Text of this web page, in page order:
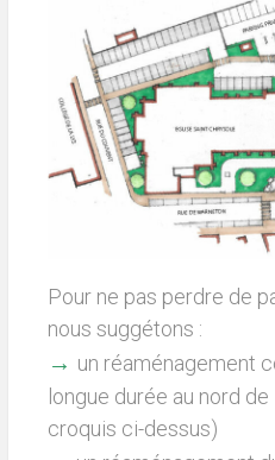
Pour ne pas perdre de
nous suggétons :
→ un réaménagement
longue durée au nord
croquis ci-dessus)